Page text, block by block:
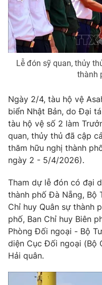
Phim VTV
Hậu trường
Nhân vật
Khán giả
Giải trí
Điện ảnh
Âm nhạc
Đời sống
Du lịch
Chất lượng cuộc sống
Tuyển sinh
Học trực tuyến
Công nghệ
Hitech Công nghệ
Sản phẩm
Thị trường
Tư vấn
Giao lưu trực tuyến
Lịch phát sóng
Chuyên mục khác
Emagazine
Photo
Lễ đón sỹ quan, thủy
thành
Ngày 2/4, tàu hộ vệ
biển Nhật Bản, do Đại
tàu hộ vệ số 2 làm
quan, thủy thủ đã cập
thăm hữu nghị thành
ngày 2 - 5/4/2026).
Tham dự lễ đón có đại
thành phố Đà Nẵng, Bộ
Chỉ huy Quân sự thành
phố, Ban Chỉ huy Biên
Phòng Đối ngoại - Bộ
diện Cục Đối ngoại (Bộ
Hải quân.